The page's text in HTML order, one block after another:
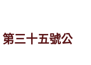
三十五號公